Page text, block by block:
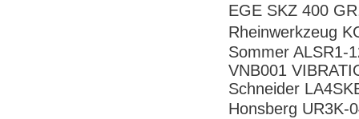
EGE SKZ 400
Rheinwerkzeug
Sommer ALSR1-
VNB001
Schneider
Honsberg UR3K-